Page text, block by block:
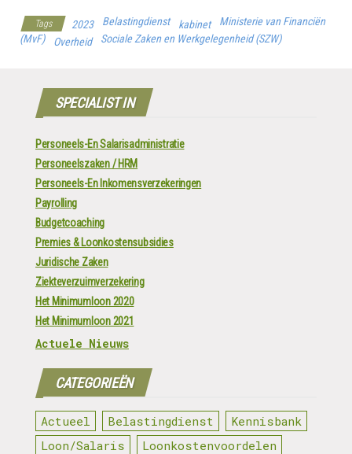
Tags 2023 Belastingdienst kabinet
Ministerie van Financiën
(MvF)
Overheid Sociale Zaken en Werkgelegenheid (SZW)
SPECIALIST IN
Personeels-En Salarisadministratie
Personeelszaken / HRM
Personeels-En Inkomensverzekeringen
Payrolling
Budgetcoaching
Premies & Loonkostensubsidies
Juridische Zaken
Ziekteverzuimverzekering
Het Minimumloon 2020
Het Minimumloon 2021
Actuele Nieuws
CATEGORIEËN
Actueel Belastingdienst
Kennisbank
Loon/Salaris
Loonkostenvoordelen